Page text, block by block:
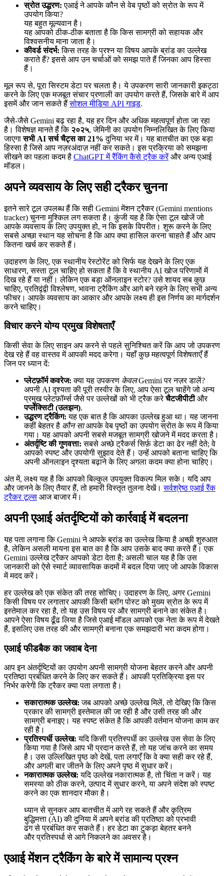
स्रोत उद्धरण: एआई ने आपके कौन से वेब पृष्ठों को स्रोत के रूप में
उपयोग किया?
यह बहुत मूल्यवान है।
यह आपको ठीक-ठीक बताता है कि किस सामग्री को सहायक और
विश्वसनीय माना जाता है।
कीवर्ड संदर्भ: किस तरह के प्रश्न या विषय आपके ब्रांड का उल्लेख
कराते हैं? इससे आप उन चर्चाओं को समझ पाते हैं जिनका आप हिस्सा
हैं।
मूल रूप से, पूरा सिस्टम डेटा पर चलता है। ये उपकरण सारी जानकारी इकट्ठा
करने के लिए एक मजबूत संचार प्रणाली का उपयोग करते हैं, जिसके बारे में आप
इसमें और जान सकते हैंसोशल मीडिया API गाइड.
जैसे-जैसे Gemini बढ़ रहा है, यह हर दिन और अधिक महत्वपूर्ण होता जा रहा
है। विशेषज्ञ मानते हैं कि २०२५, जेमिनी का उपयोग निम्नलिखित के लिए किया
जाएगासभी AI सर्च चैट्स का 21% दुनिया भर में। यह बातचीत का एक बड़ा
हिस्सा है जिसे आप नज़रअंदाज़ नहीं कर सकते। इस प्रक्रिया को समझना
सीखने का पहला कदम है ChatGPT में रैंकिंग कैसे ट्रैक करेंऔर अन्य एआई
मॉडल।
अपने व्यवसाय के लिए सही ट्रैकर चुनना
इतने सारे टूल उपलब्ध हैं कि सही Gemini मेंशन ट्रैकर (Gemini mentions
tracker) चुनना मुश्किल लग सकता है। कुंजी यह है कि ऐसा टूल खोजें जो
आपके व्यवसाय के लिए उपयुक्त हो, न कि इसके विपरीत। शुरू करने के लिए
सबसे अच्छा स्थान यह सोचना है कि आप क्या हासिल करना चाहते हैं और आप
कितना खर्च कर सकते हैं।
उदाहरण के लिए, एक स्थानीय रेस्टोरेंट को सिर्फ यह देखने के लिए एक
साधारण, सस्ता टूल चाहिए हो सकता है कि वे स्थानीय AI खोज परिणामों में
दिख रहे हैं या नहीं। लेकिन एक बड़ा ऑनलाइन स्टोर? उसे शायद सब कुछ
चाहिए, प्रतिद्वंद्वी विश्लेषण, भावना ट्रैकिंग और आगे बने रहने के लिए सभी अन्य
फीचर। आपके व्यवसाय का आकार और आपके लक्ष्य ही इस निर्णय का मार्गदर्शन
करने चाहिए।
विचार करने योग्य प्रमुख विशेषताएँ
किसी सेवा के लिए साइन अप करने से पहले सुनिश्चित करें कि आप जो उपकरण
देख रहे हैं वह वास्तव में आपकी मदद करेगा। यहाँ कुछ महत्वपूर्ण विशेषताएँ हैं
जिन पर ध्यान दें:
प्लेटफ़ॉर्म कवरेज: क्या यह उपकरण केवलGemini पर नज़र डालें?
अपनी AI दृश्यता की पूरी तस्वीर के लिए, आप ऐसा टूल चाहेंगे जो अन्य
प्रमुख प्लेटफ़ॉर्म्स जैसे पर उल्लेखों को भी ट्रैक करेचैटजीपीटीऔर
पर्प्लेक्सिटी (उलझन).
उद्धरण ट्रैकिंग: यह एक बात है कि आपका उल्लेख हुआ था। यह जानना
कहीं बेहतर है कौन साआपके वेब पृष्ठों का उपयोग स्रोत के रूप में किया
गया। यह आपको अपनी सबसे मजबूत सामग्री खोजने में मदद करता है।
अंतर्दृष्टि की गुणवत्ता: सबसे अच्छे ट्रैकर्स सिर्फ़ डेटा का ढेर नहीं देते; वे
आपको स्पष्ट और उपयोगी सुझाव देते हैं। उन्हें आपको बताना चाहिए कि
अपनी ऑनलाइन दृश्यता बढ़ाने के लिए अगला कदम क्या होना चाहिए।
अंत में, लक्ष्य यह है कि आपको बिल्कुल उपयुक्त विकल्प मिल सके। यदि आप
और जानने के लिए तैयार हैं, तो हमारी विस्तृत तुलना देखें।सर्वश्रेष्ठ एआई रैंक
ट्रैकर टूल्स आज बाजार में।
अपनी एआई अंतर्दृष्टियों को कार्रवाई में बदलना
यह पता लगाना कि Gemini ने आपके ब्रांड का उल्लेख किया है अच्छी शुरुआत
है, लेकिन असली मायना इस बात का है कि आप उसके बाद क्या करते हैं। एक
Gemini उल्लेख ट्रैकर आपको डेटा देता है; असली चाल यह है कि उस
जानकारी को ऐसे स्मार्ट व्यावसायिक कदमों में बदल दिया जाए जो आपके विकास
में मदद करें।
हर उल्लेख को एक संकेत की तरह सोचिए। उदाहरण के लिए, अगर Gemini
किसी विषय पर लगातार आपकी किसी ब्लॉग पोस्ट को मुख्य स्रोत के रूप में
इस्तेमाल कर रहा है, तो यह उस विषय पर और सामग्री बनाने का संकेत है।
आपने ऐसा विषय ढूँढ लिया है जिसे एआई मॉडल आपको एक नेता के रूप में देखते
हैं, इसलिए उस तरह की और सामग्री बनाना एक समझदारी भरा कदम होगा।
एआई फीडबैक का जवाब देना
आप इन अंतर्दृष्टियों का उपयोग अपनी सामग्री योजना बेहतर करने और अपनी
प्रतिष्ठा प्रबंधित करने के लिए कर सकते हैं। आपकी प्रतिक्रिया इस पर
निर्भर करेगी कि ट्रैकर क्या पता लगाता है।
सकारात्मक उल्लेख: जब आपको अच्छे उल्लेख मिलें, तो देखिए कि किस
प्रकार की सामग्री इस्तेमाल की जा रही है और उसी तरह की और
सामग्री बनाइए। यह स्पष्ट संकेत है कि आपकी वर्तमान योजना काम कर
रही है।
प्रतिस्पर्धी उल्लेख: यदि किसी प्रतिस्पर्धी का उल्लेख उस सेवा के लिए
किया गया है जिसे आप भी प्रदान करते हैं, तो यह जांच करने का समय
है। उस उल्लिखित पृष्ठ को देखें, पता लगाएँ कि वे क्या सही कर रहे हैं,
और अगली बार जीतने के लिए अपने पृष्ठ में सुधार करें।
नकारात्मक उल्लेख: यदि उल्लेख नकारात्मक है, तो चिंता न करें। यह
समस्या को ठीक करने, उत्पाद में सुधार करने, या अपने संदेश को स्पष्ट
करने का एक शानदार मौका है।
ध्यान से सुनकर आप बातचीत में आगे रह सकते हैं और कृत्रिम
बुद्धिमत्ता (AI) की दुनिया में अपने ब्रांड की प्रतिष्ठा को प्रभावी
ढंग से प्रबंधित कर सकते हैं। हर डेटा का टुकड़ा बेहतर बनने
और प्रतिस्पर्धा से आगे निकलने का अवसर है।
एआई मेंशन ट्रैकिंग के बारे में सामान्य प्रश्न